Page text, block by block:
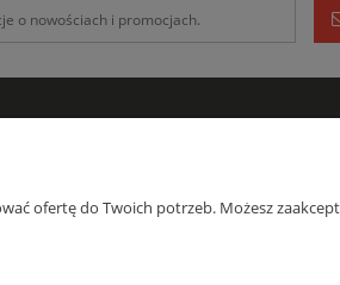
Blog
ofertę do Twoich potrzeb. Możesz